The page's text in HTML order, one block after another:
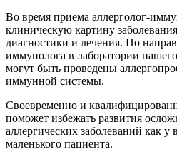
Во время приема аллерголог-
клиническую картину
диагностики и лечения. По
иммунолога в лаборатории
могут быть проведены
иммунной системы.
Своевременно и
поможет избежать развития
аллергических заболеваний как у
маленького пациента.